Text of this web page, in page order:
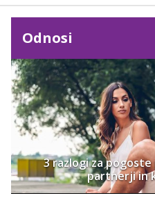
Odnosi
3 razlogi za
partnerji in